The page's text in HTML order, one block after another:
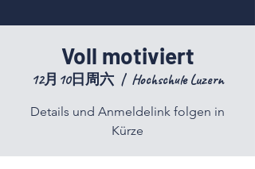
Voll motiviert
12月10日周六
  |
Hochschule Luzern
Details und Anmeldelink folgen in
Kürze